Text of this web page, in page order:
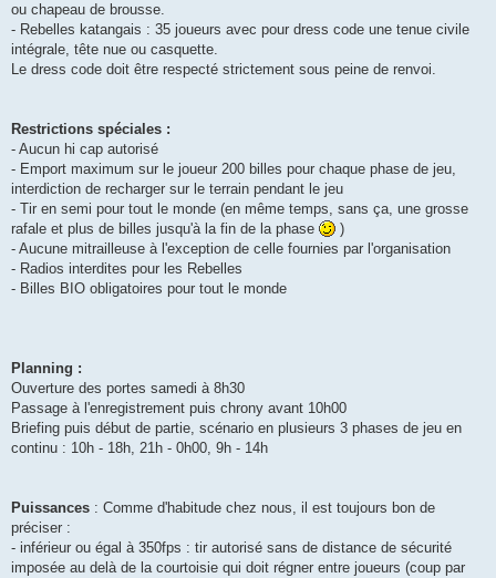
ou chapeau de brousse.
- Rebelles katangais : 35 joueurs avec pour dress code une tenue civile
intégrale, tête nue ou casquette.
Le dress code doit être respecté strictement sous peine de renvoi.
Restrictions spéciales :
- Aucun hi cap autorisé
- Emport maximum sur le joueur 200 billes pour chaque phase de jeu,
interdiction de recharger sur le terrain pendant le jeu
- Tir en semi pour tout le monde (en même temps, sans ça, une grosse
rafale et plus de billes jusqu'à la fin de la phase
)
- Aucune mitrailleuse à l'exception de celle fournies par l'organisation
- Radios interdites pour les Rebelles
- Billes BIO obligatoires pour tout le monde
Planning :
Ouverture des portes samedi à 8h30
Passage à l'enregistrement puis chrony avant 10h00
Briefing puis début de partie, scénario en plusieurs 3 phases de jeu en
continu : 10h - 18h, 21h - 0h00, 9h - 14h
Puissances : Comme d'habitude chez nous, il est toujours bon de
préciser :
- inférieur ou égal à 350fps : tir autorisé sans de distance de sécurité
imposée au delà de la courtoisie qui doit régner entre joueurs (coup par